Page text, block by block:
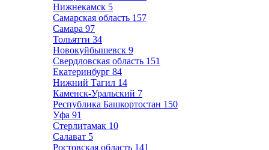
Нижнекамск 5
Самарская область 157
Самара 97
Тольятти 34
Новокуйбышевск 9
Свердловская область 151
Екатеринбург 84
Нижний Тагил 14
Каменск-Уральский 7
Республика Башкортостан 150
Уфа 91
Стерлитамак 10
Салават 5
Ростовская область 141